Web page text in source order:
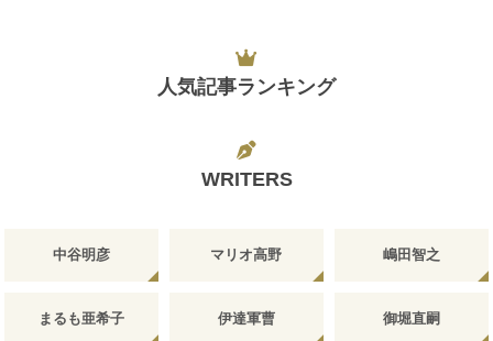
人気記事ランキング
WRITERS
中谷明彦 マリオ高野 嶋田智之
まるも亜希子 伊達軍曹 御堀直嗣